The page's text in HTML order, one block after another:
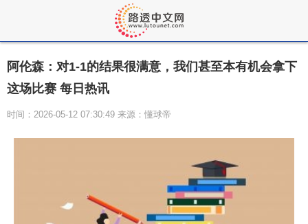
阿伦森：对1-1的结果很满意，我们甚至本有机会拿下
这场比赛 每日热讯
时间：2026-05-12 07:30:49 来源：懂球帝